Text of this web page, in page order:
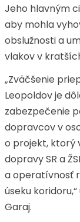
Jeho hlavným
aby mohla
obslužnosti a
vlakov v
„Zväčšenie
Leopoldov je
zabezpečenie
dopravcov v
o projekt, ktorý
dopravy SR a
a operatívnosť
úseku
Garaj.